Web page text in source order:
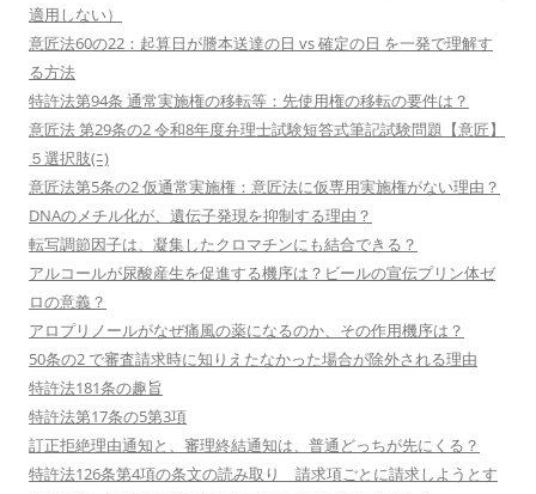
適用しない）
意匠法60の22：起算日が謄本送達の日 vs 確定の日 を一発で理解す
る方法
特許法第94条 通常実施権の移転等：先使用権の移転の要件は？
意匠法 第29条の2 令和8年度弁理士試験短答式筆記試験問題【意匠】
５選択肢(ﾆ)
意匠法第5条の2 仮通常実施権：意匠法に仮専用実施権がない理由？
DNAのメチル化が、遺伝子発現を抑制する理由？
転写調節因子は、凝集したクロマチンにも結合できる？
アルコールが尿酸産生を促進する機序は？ビールの宣伝プリン体ゼ
ロの意義？
アロプリノールがなぜ痛風の薬になるのか、その作用機序は？
50条の2 で審査請求時に知りえたなかった場合が除外される理由
特許法181条の趣旨
特許法第17条の5第3項
訂正拒絶理由通知と、審理終結通知は、普通どっちが先にくる？
特許法126条第4項の条文の読み取り 請求項ごとに請求しようとす